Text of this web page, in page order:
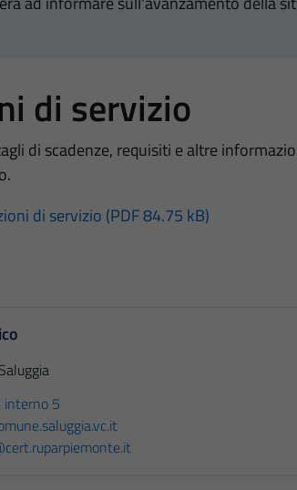
di servizio
di scadenze, requisiti e altre
di servizio (PDF 84.75 kB)
5